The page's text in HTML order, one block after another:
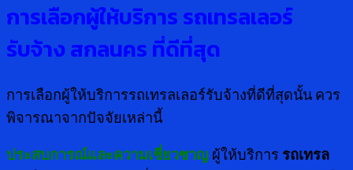
การเลือกผู้ให้บริการ รถเทรลเลอร์
รับจ้าง สกลนคร ที่ดีที่สุด
การเลือกผู้ให้บริการรถเทรลเลอร์รับจ้างที่ดีที่สุดนั้น ควร
พิจารณาจากปัจจัยเหล่านี้
ประสบการณ์และความเชี่ยวชาญ ผู้ให้บริการ รถเทรล